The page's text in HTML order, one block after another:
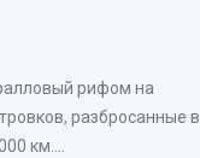
рифом на
разбросанные в
км....